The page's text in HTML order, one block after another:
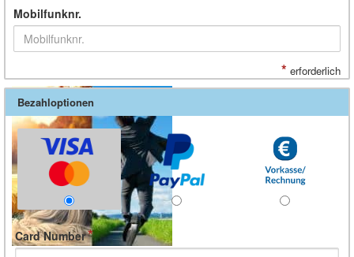
Mobilfunknr.
* erforderlich
Bezahloptionen
Card Number